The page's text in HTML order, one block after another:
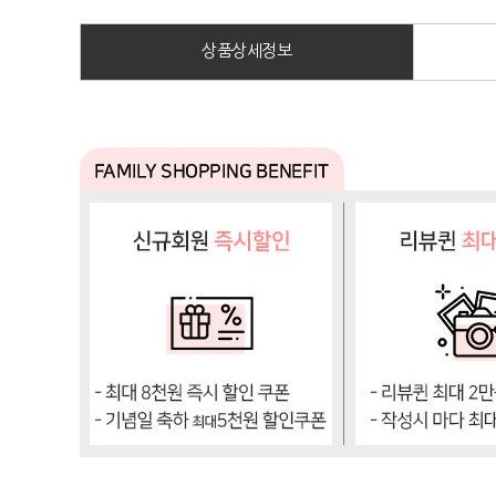
상품상세정보